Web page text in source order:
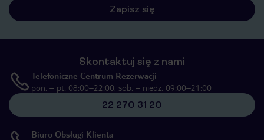
Zapisz się
Skontaktuj się z nami
Telefoniczne Centrum Rezerwacji
pon. – pt. 08:00–22:00, sob. – niedz. 09:00–21:00
22 270 31 20
Biuro Obsługi Klienta